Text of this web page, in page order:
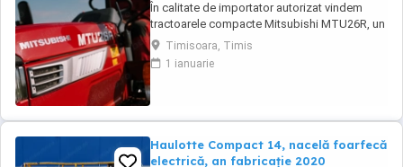
În calitate de importator autorizat vindem
tractoarele compacte Mitsubishi MTU26R, un
tractor proiectat și fabricat integral în
Japonia, recunoscut pentru fiabilitatea sa
legendară și eficiența în spații restrânse. Ideal
Timisoara, Timis
1 ianuarie
Haulotte Compact 14, nacelă foarfecă
electrică, an fabricație 2020